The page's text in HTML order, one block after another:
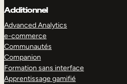
Additionnel
Advanced Analytics
e-commerce
Communautés
Companion
Formation sans interface
Apprentissage gamifié